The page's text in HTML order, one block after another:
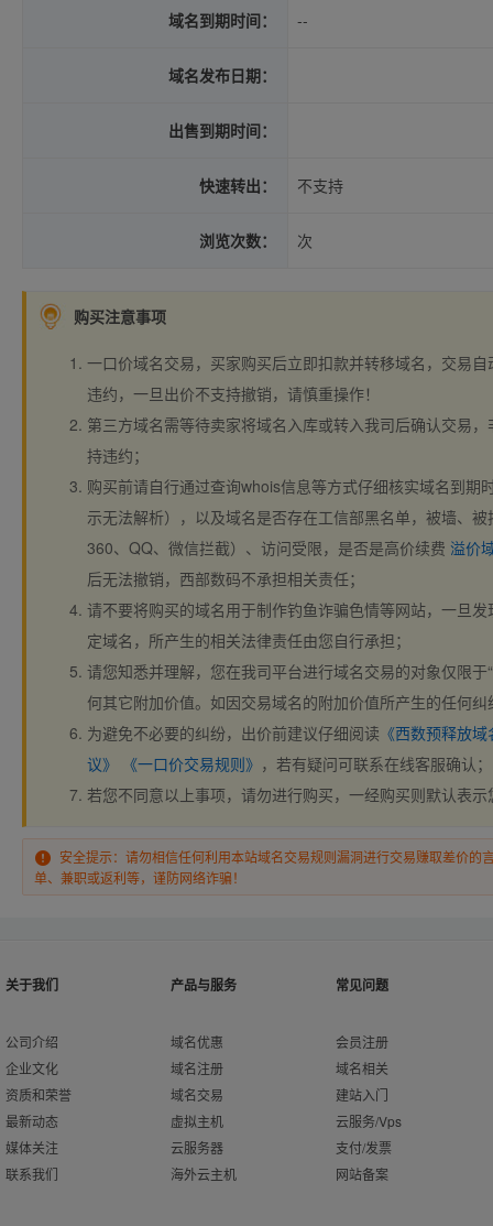
域名到期时间： --
域名发布日期：
出售到期时间：
快速转出： 不支持
浏览次数： 次
购买注意事项
一口价域名交易，买家购买后立即扣款并转移域名，交易
违约，一旦出价不支持撤销，请慎重操作！
第三方域名需等待卖家将域名入库或转入我司后确认交易
持违约；
购买前请自行通过查询whois信息等方式仔细核实域名到期
示无法解析），以及域名是否存在工信部黑名单，被墙、
360、QQ、微信拦截）、访问受限，是否是高价续费 溢价
后无法撤销，西部数码不承担相关责任；
请不要将购买的域名用于制作钓鱼诈骗色情等网站，一旦
定域名，所产生的相关法律责任由您自行承担；
请您知悉并理解，您在我司平台进行域名交易的对象仅限于
何其它附加价值。如因交易域名的附加价值所产生的任何
为避免不必要的纠纷，出价前建议仔细阅读 《西数预释放
议》
《一口价交易规则》 ，若有疑问可联系在线客服确认；
若您不同意以上事项，请勿进行购买，一经购买则默认表
安全提示：请勿相信任何利用本站域名交易规则漏洞进行交易赚取差价的
单、兼职或返利等，谨防网络诈骗！
关于我们
公司介绍
企业文化
资质和荣誉
最新动态
媒体关注
联系我们
产品与服务
域名优惠
域名注册
域名交易
虚拟主机
云服务器
海外云主机
常见问题
会员注册
域名相关
建站入门
云服务/Vps
支付/发票
网站备案